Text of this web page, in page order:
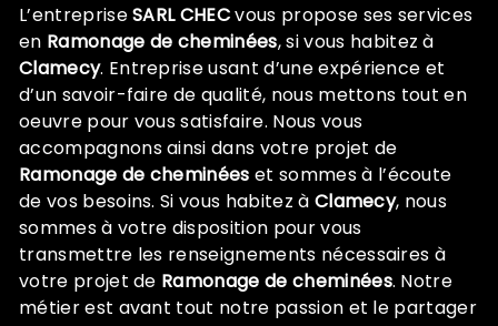
L’entrepriseSARL CHECvous propose ses services
en Ramonage de cheminées, si vous habitez à
Clamecy. Entreprise usant d’une expérience et
d’un savoir-faire de qualité, nous mettons tout en
oeuvre pour vous satisfaire. Nous vous
accompagnons ainsi dans votre projet de
Ramonage de cheminées et sommes à l’écoute
de vos besoins. Si vous habitez à Clamecy, nous
sommes à votre disposition pour vous
transmettre les renseignements nécessaires à
votre projet de Ramonage de cheminées. Notre
métier est avant tout notre passion et le partager